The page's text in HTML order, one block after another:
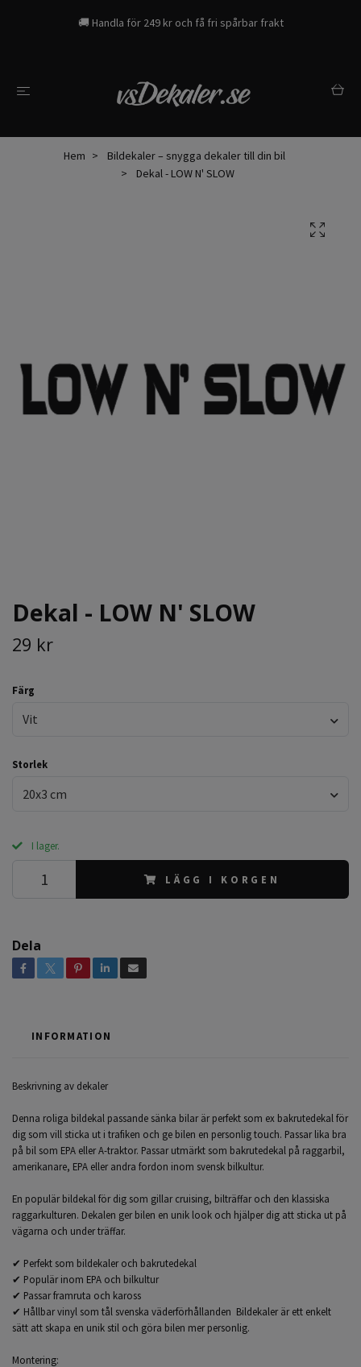
🚚 Handla för 249 kr och få fri spårbar frakt
Hem
Bildekaler – snygga dekaler till din bil
Dekal - LOW N' SLOW
Dekal - LOW N' SLOW
29 kr
Färg
Vit
Storlek
20x3 cm
I lager.
LÄGG I KORGEN
Dela
INFORMATION
Beskrivning av dekaler
Denna roliga bildekal passande sänka bilar är perfekt som ex bakrutedekal för
dig som vill sticka ut i trafiken och ge bilen en personlig touch. Passar lika bra
på bil som EPA eller A-traktor. Passar utmärkt som bakrutedekal på raggarbil,
amerikanare, EPA eller andra fordon inom svensk bilkultur.
En populär bildekal för dig som gillar cruising, bilträffar och den klassiska
raggarkulturen. Dekalen ger bilen en unik look och hjälper dig att sticka ut på
vägarna och under träffar.
✔ Perfekt som bildekaler och bakrutedekal
✔ Populär inom EPA och bilkultur
✔ Passar framruta och kaross
✔ Hållbar vinyl som tål svenska väderförhållanden Bildekaler är ett enkelt
sätt att skapa en unik stil och göra bilen mer personlig.
Montering: